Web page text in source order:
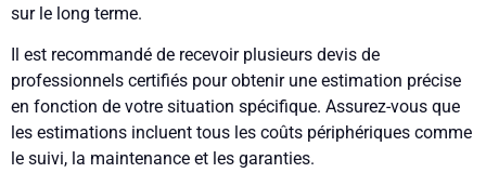
sur le long terme.
Il est recommandé de recevoir plusieurs devis de
professionnels certifiés pour obtenir une estimation précise
en fonction de votre situation spécifique. Assurez-vous que
les estimations incluent tous les coûts périphériques comme
le suivi, la maintenance et les garanties.